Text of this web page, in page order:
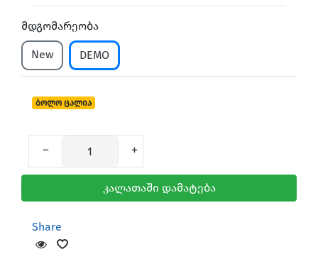
მდგომარეობა
New DEMO
ბოლო ცალია
კალათაში დამატება
Share